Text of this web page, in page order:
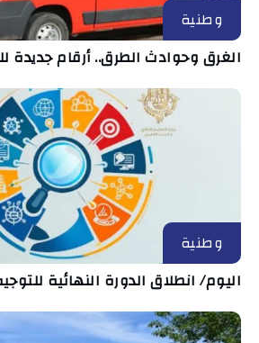
وطنية
الغرق وحوادث الطرق.. أرقام جديدة
وطنية
اليوم/ انطلاق الدورة النهائية